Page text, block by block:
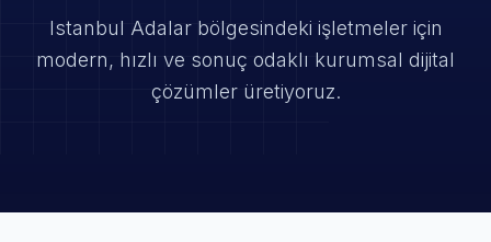
Istanbul Adalar bölgesindeki işletmeler için
modern, hızlı ve sonuç odaklı kurumsal dijital
çözümler üretiyoruz.